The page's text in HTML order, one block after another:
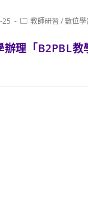
25
Post教師研習 /數位學
辦理「B2PBL教